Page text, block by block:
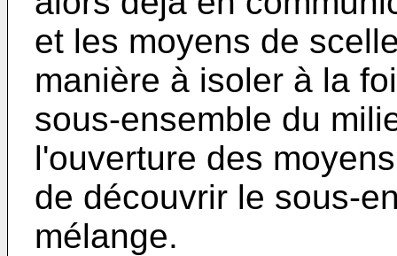
et les moyens de
manière à isoler à la
sous-ensemble du
l'ouverture des
de découvrir le sous-
mélange.